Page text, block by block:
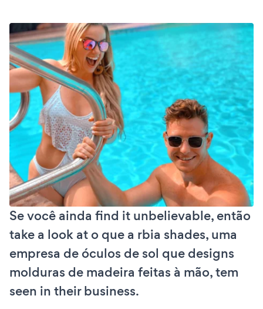
Se você ainda find it unbelievable, então
take a look at o que a rbia shades, uma
empresa de óculos de sol que designs
molduras de madeira feitas à mão, tem
seen in their business.